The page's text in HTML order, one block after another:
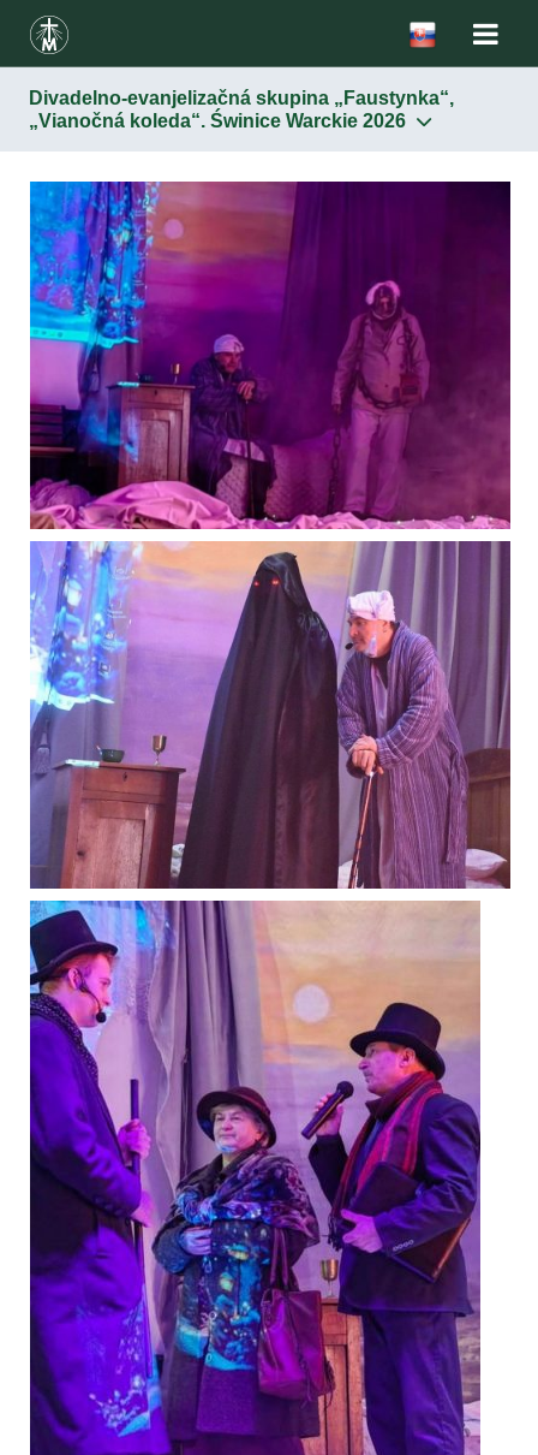
Divadelno-evanjelizačná skupina „Faustynka“,
„Vianočná koleda“. Świnice Warckie 2026